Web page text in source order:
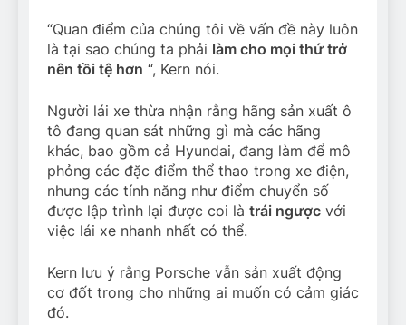
“Quan điểm của chúng tôi về vấn đề này luôn
là tại sao chúng ta phải làm cho mọi thứ trở
nên tồi tệ hơn “, Kern nói.
Người lái xe thừa nhận rằng hãng sản xuất ô
tô đang quan sát những gì mà các hãng
khác, bao gồm cả Hyundai, đang làm để mô
phỏng các đặc điểm thể thao trong xe điện,
nhưng các tính năng như điểm chuyển số
được lập trình lại được coi là trái ngược với
việc lái xe nhanh nhất có thể.
Kern lưu ý rằng Porsche vẫn sản xuất động
cơ đốt trong cho những ai muốn có cảm giác
đó.